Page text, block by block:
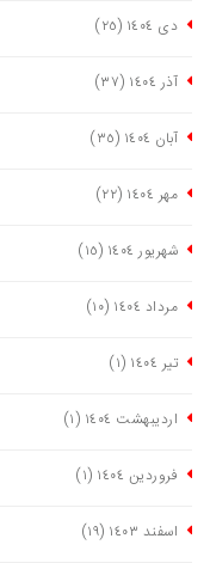
دی ١٤٠٤ (٢٥)
آذر ١٤٠٤ (٣٧)
آبان ١٤٠٤ (٣٥)
مهر ١٤٠٤ (٢٢)
شهریور ١٤٠٤ (١٥)
مرداد ١٤٠٤ (١٠)
تیر ١٤٠٤ (١)
اردیبهشت ١٤٠٤ (١)
فروردین ١٤٠٤ (١)
اسفند ١٤٠٣ (١٩)